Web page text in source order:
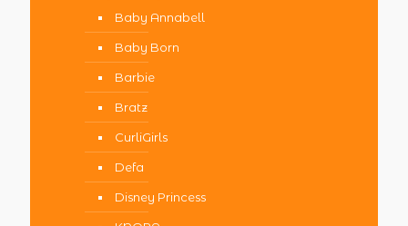
Baby Annabell
Baby Born
Barbie
Bratz
CurliGirls
Defa
Disney Princess